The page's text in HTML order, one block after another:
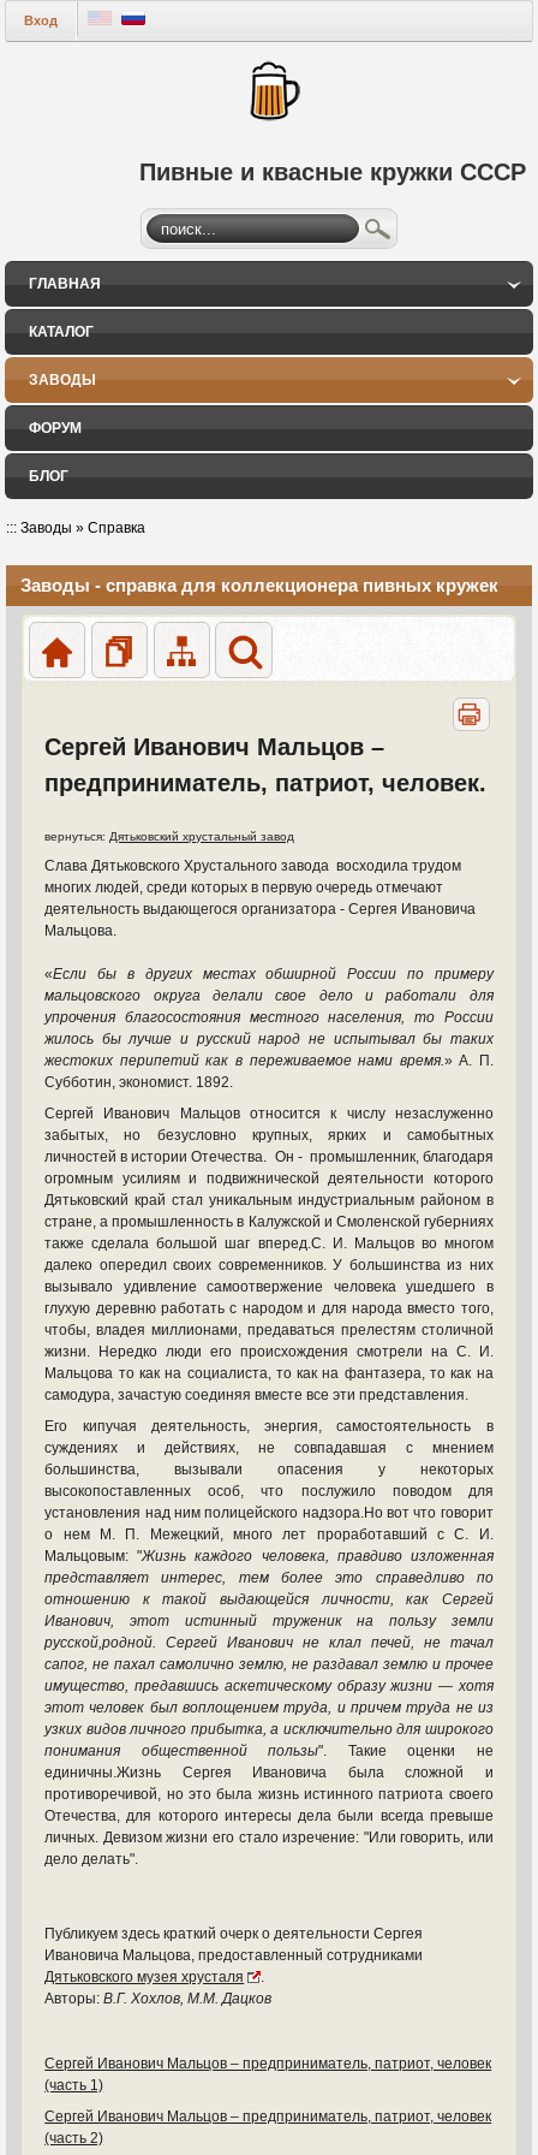
Пивные и квасные кружки СССР
Вход
ГЛАВНАЯ
КАТАЛОГ
ЗАВОДЫ
ФОРУМ
БЛОГ
::: Заводы » Справка
Заводы - справка для коллекционера пивных кружек
Сергей Иванович Мальцов –
предприниматель, патриот, человек.
вернуться:Дятьковский хрустальный завод
Слава Дятьковского Хрустального завода восходила трудом
многих людей, среди которых в первую очередь отмечают
деятельность выдающегося организатора - Сергея Ивановича
Мальцова.
«Если бы в других местах обширной России по примеру
мальцовского округа делали свое дело и работали для
упрочения благосостояния местного населения, то России
жилось бы лучше и русский народ не испытывал бы таких
жестоких перипетий как в переживаемое нами время.» А. П.
Субботин, экономист. 1892.
Сергей Иванович Мальцов относится к числу незаслуженно
забытых, но безусловно крупных, ярких и самобытных
личностей в истории Отечества. Он - промышленник, благодаря
огромным усилиям и подвижнической деятельности которого
Дятьковский край стал уникальным индустриальным районом в
стране, а промышленность в Калужской и Смоленской губерниях
также сделала большой шаг вперед.С. И. Мальцов во многом
далеко опередил своих современников. У большинства из них
вызывало удивление самоотвержение человека ушедшего в
глухую деревню работать с народом и для народа вместо того,
чтобы, владея миллионами, предаваться прелестям столичной
жизни. Нередко люди его происхождения смотрели на С. И.
Мальцова то как на социалиста, то как на фантазера, то как на
самодура, зачастую соединяя вместе все эти представления.
Его кипучая деятельность, энергия, самостоятельность в
суждениях и действиях, не совпадавшая с мнением
большинства, вызывали опасения у некоторых
высокопоставленных особ, что послужило поводом для
установления над ним полицейского надзора.Но вот что говорит
о нем М. П. Межецкий, много лет проработавший с С. И.
Мальцовым: "Жизнь каждого человека, правдиво изложенная
представляет интерес, тем более это справедливо по
отношению к такой выдающейся личности, как Сергей
Иванович, этот истинный труженик на пользу земли
русской,родной. Сергей Иванович не клал печей, не тачал
сапог, не пахал самолично землю, не раздавал землю и прочее
имущество, предавшись аскетическому образу жизни — хотя
этот человек был воплощением труда, и причем труда не из
узких видов личного прибытка, а исключительно для широкого
понимания общественной пользы". Такие оценки не
единичны.Жизнь Сергея Ивановича была сложной и
противоречивой, но это была жизнь истинного патриота своего
Отечества, для которого интересы дела были всегда превыше
личных. Девизом жизни его стало изречение: "Или говорить, или
дело делать".
Публикуем здесь краткий очерк о деятельности Сергея
Ивановича Мальцова, предоставленный сотрудниками
Дятьковского музея хрусталя
.
Авторы:В.Г. Хохлов, М.М. Дацков
Сергей Иванович Мальцов – предприниматель, патриот, человек
(часть 1)
Сергей Иванович Мальцов – предприниматель, патриот, человек
(часть 2)